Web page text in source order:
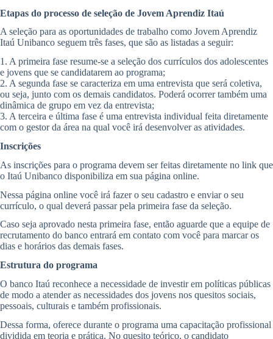
Etapas do processo de seleção de Jovem Aprendiz Itaú
A seleção para as oportunidades de trabalho como Jovem Aprendiz
Itaú Unibanco seguem três fases, que são as listadas a seguir:
1. A primeira fase resume-se a seleção dos currículos dos adolescentes
e jovens que se candidatarem ao programa;
2. A segunda fase se caracteriza em uma entrevista que será coletiva,
ou seja, junto com os demais candidatos. Poderá ocorrer também uma
dinâmica de grupo em vez da entrevista;
3. A terceira e última fase é uma entrevista individual feita diretamente
com o gestor da área na qual você irá desenvolver as atividades.
Inscrições
As inscrições para o programa devem ser feitas diretamente no link que
o Itaú Unibanco disponibiliza em sua página online.
Nessa página online você irá fazer o seu cadastro e enviar o seu
currículo, o qual deverá passar pela primeira fase da seleção.
Caso seja aprovado nesta primeira fase, então aguarde que a equipe de
recrutamento do banco entrará em contato com você para marcar os
dias e horários das demais fases.
Estrutura do programa
O banco Itaú reconhece a necessidade de investir em políticas públicas
de modo a atender as necessidades dos jovens nos quesitos sociais,
pessoais, culturais e também profissionais.
Dessa forma, oferece durante o programa uma capacitação profissional
dividida em teoria e prática. No quesito teórico, o candidato